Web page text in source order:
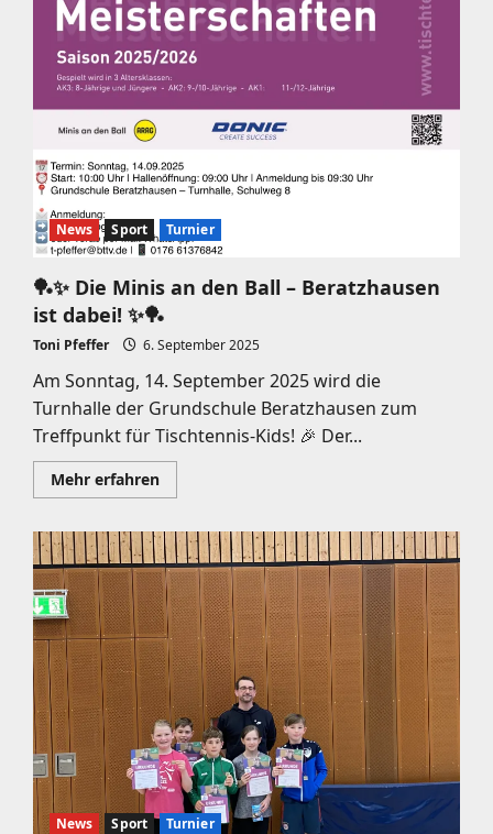
News Sport Turnier
🏓✨ Die Minis an den Ball – Beratzhausen
ist dabei! ✨🏓
Toni Pfeffer 6. September 2025
Am Sonntag, 14. September 2025 wird die
Turnhalle der Grundschule Beratzhausen zum
Treffpunkt für Tischtennis-Kids! 🎉 Der...
Mehr erfahrenMehr
Informationen
✨
Die
Minis
an
den
Ball
–
Beratzhausen
ist
dabei!
✨
🏓
News Sport Turnier